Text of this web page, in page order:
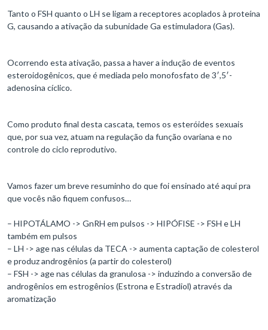
Tanto o FSH quanto o LH se ligam a receptores acoplados à proteína
G, causando a ativação da subunidade Ga estimuladora (Gas).
Ocorrendo esta ativação, passa a haver a indução de eventos
esteroidogênicos, que é mediada pelo monofosfato de 3′,5′-
adenosina cíclico.
Como produto final desta cascata, temos os esteróides sexuais
que, por sua vez, atuam na regulação da função ovariana e no
controle do ciclo reprodutivo.
Vamos fazer um breve resuminho do que foi ensinado até aqui pra
que vocês não fiquem confusos…
– HIPOTÁLAMO -> GnRH em pulsos -> HIPÓFISE -> FSH e LH
também em pulsos
– LH -> age nas células da TECA -> aumenta captação de colesterol
e produz androgênios (a partir do colesterol)
– FSH -> age nas células da granulosa -> induzindo a conversão de
androgênios em estrogênios (Estrona e Estradiol) através da
aromatização